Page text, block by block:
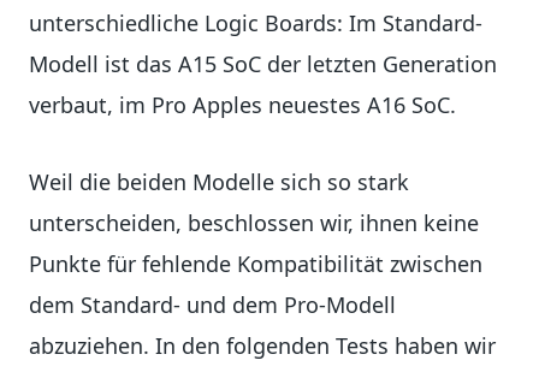
unterschiedliche Logic Boards: Im Standard-
Modell ist das A15 SoC der letzten Generation
verbaut, im Pro Apples neuestes A16 SoC.
Weil die beiden Modelle sich so stark
unterscheiden, beschlossen wir, ihnen keine
Punkte für fehlende Kompatibilität zwischen
dem Standard- und dem Pro-Modell
abzuziehen. In den folgenden Tests haben wir